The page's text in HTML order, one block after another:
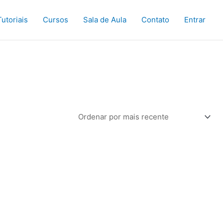
Cursos Sala de Aula Contato Entrar